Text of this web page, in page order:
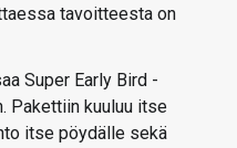
tavoitteesta on
Super Early Bird -
Pakettiin kuuluu itse
itse pöydälle sekä